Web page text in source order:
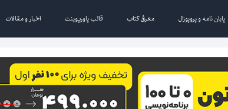
پایان نامه و پروپوزال معرفی کتاب قالب پاورپوینت اخبار و مقالات